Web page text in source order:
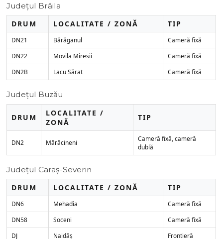
Județul Brăila
DRUM
LOCALITATE / ZONĂ TIP
DN21 Bărăganul
Cameră fixă
DN22
Movila Miresii
Cameră fixă
DN2B
Lacu Sărat Cameră fixă
Județul Buzău
DRUM
LOCALITATE /
ZONĂ
TIP
DN2 Mărăcineni
Cameră fixă, cameră
dublă
Județul Caraș-Severin
DRUM
LOCALITATE / ZONĂ TIP
DN6 Mehadia
Cameră fixă
DN58
Soceni
Cameră fixă
DJ
Naidăș Frontieră